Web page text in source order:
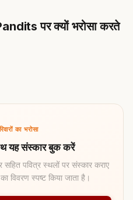
पर क्यों भरोसा करते
का भरोसा
यह संस्कार बुक करें
सहित पवित्र स्थलों पर संस्कार कराए
स्पष्ट किया जाता है।